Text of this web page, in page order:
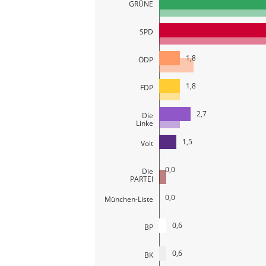
GRÜNE
SPD
ÖDP
FDP
Die
Linke
Volt
Die
PARTEI
München-Liste
BP
BK
1,8
1,8
2,7
1,5
0,0
0,0
0,6
0,6